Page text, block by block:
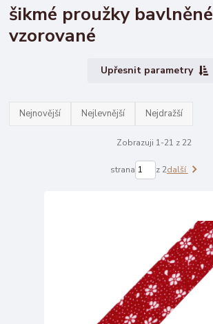
šikmé proužky bavlněné
vzorované
Upřesnit parametry
Nejnovější Nejlevnější Nejdražší
Zobrazuji 1-21 z 22
strana z 2další